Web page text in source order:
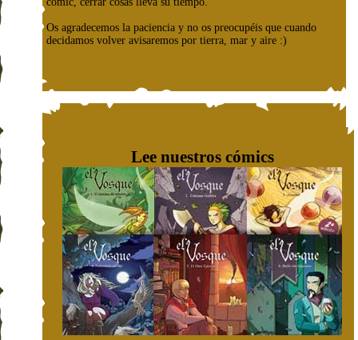
Os agradecemos la paciencia y no os preocupéis que cuando
decidamos volver avisaremos por tierra, mar y aire :)
Lee nuestros cómics